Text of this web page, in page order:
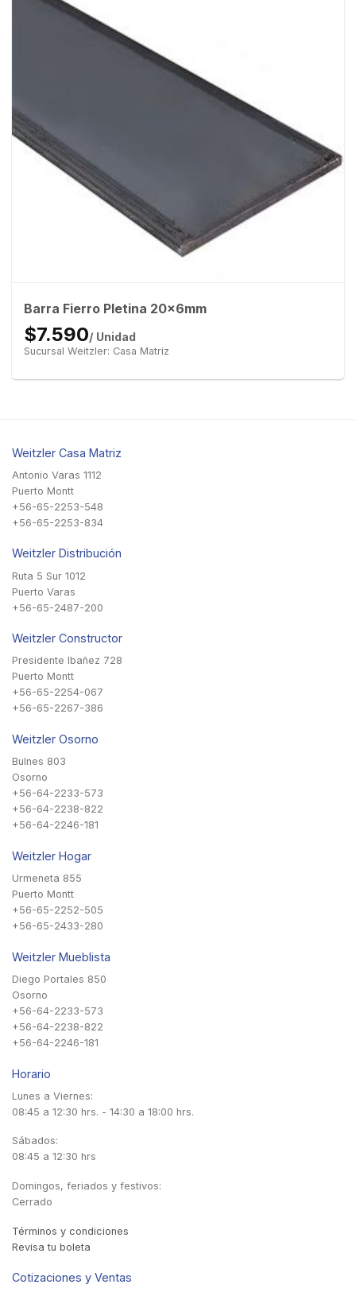
Barra Fierro Pletina 20x6mm
$7.590/ Unidad
Sucursal Weitzler: Casa Matriz
Weitzler Casa Matriz
Antonio Varas 1112
Puerto Montt
+56-65-2253-548
+56-65-2253-834
Weitzler Distribución
Ruta 5 Sur 1012
Puerto Varas
+56-65-2487-200
Weitzler Constructor
Presidente Ibañez 728
Puerto Montt
+56-65-2254-067
+56-65-2267-386
Weitzler Osorno
Bulnes 803
Osorno
+56-64-2233-573
+56-64-2238-822
+56-64-2246-181
Weitzler Hogar
Urmeneta 855
Puerto Montt
+56-65-2252-505
+56-65-2433-280
Weitzler Mueblista
Diego Portales 850
Osorno
+56-64-2233-573
+56-64-2238-822
+56-64-2246-181
Horario
Lunes a Viernes:
08:45 a 12:30 hrs. - 14:30 a 18:00 hrs.
Sábados:
08:45 a 12:30 hrs
Domingos, feriados y festivos:
Cerrado
Términos y condiciones
Revisa tu boleta
Cotizaciones y Ventas